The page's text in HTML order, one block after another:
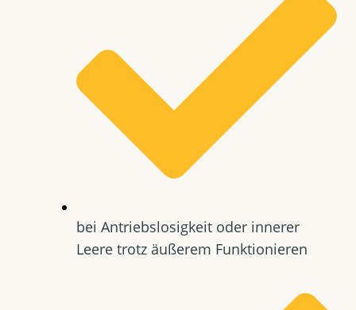
bei Antriebslosigkeit oder innerer
Leere trotz äußerem Funktionieren